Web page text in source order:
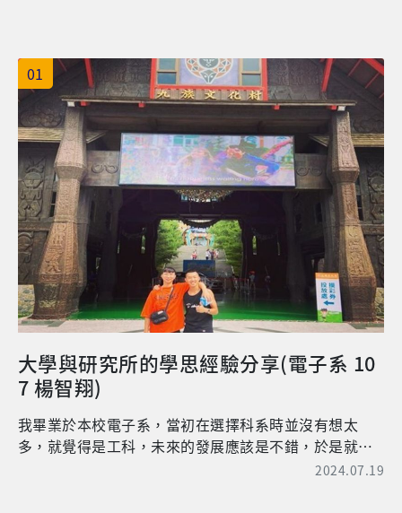
01
大學與研究所的學思經驗分享(電子系 10
7 楊智翔)
我畢業於本校電子系，當初在選擇科系時並沒有想太
多，就覺得是工科，未來的發展應該是不錯，於是就進
來就讀。但是過程並沒有想像中的那麼簡單，因為我當
2024.07.19